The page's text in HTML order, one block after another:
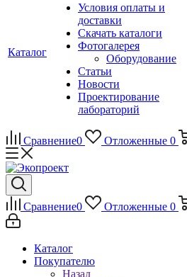
Каталог
Условия оплаты и
доставки
Скачать каталоги
Фотогалерея
Оборудование
Статьи
Новости
Проектирование
лабораторий
Сравнение0 Отложенные 0
Сравнение0 Отложенные 0
Каталог
Покупателю
Назад